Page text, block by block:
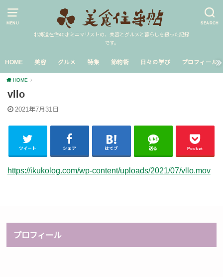
MENU SEARCH
北海道在住40才ミニマリストの、美容とグルメと暮らしを綴った記録
です。
HOME 美容 グルメ 特集 節約術 日々の学び プロフィール
HOME
vllo
2021年7月31日
ツイート シェア はてブ 送る Pocket
https://ikukolog.com/wp-content/uploads/2021/07/vllo.mov
プロフィール